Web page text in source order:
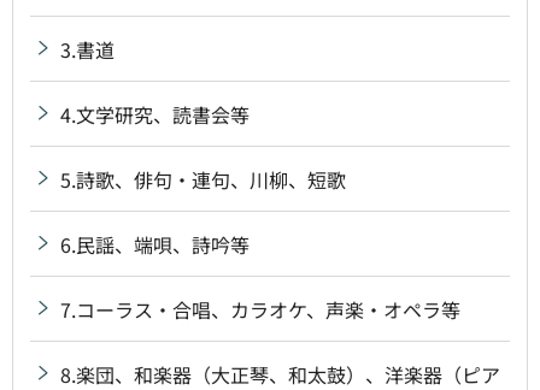
3.書道
4.文学研究、読書会等
5.詩歌、俳句・連句、川柳、短歌
6.民謡、端唄、詩吟等
7.コーラス・合唱、カラオケ、声楽・オペラ等
8.楽団、和楽器（大正琴、和太鼓）、洋楽器（ピア